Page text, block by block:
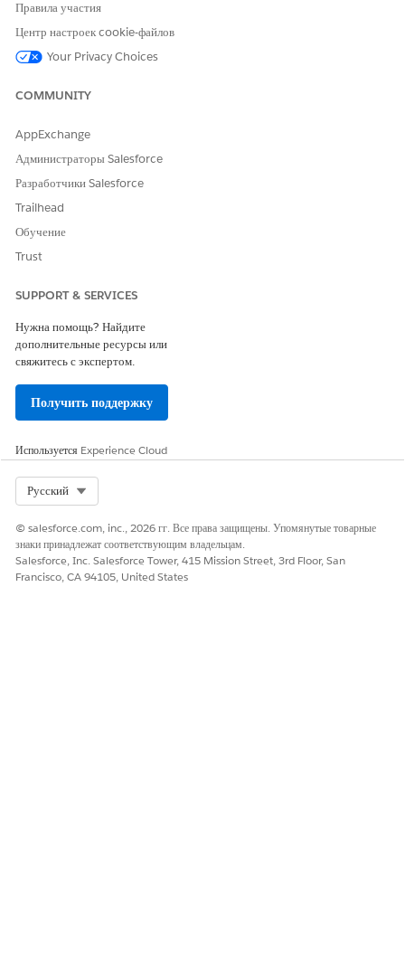
При добавлении изображения, превышающего максимальный
активировать невозможно.
разделе
ЭТА СТАТЬЯ РЕШИЛА ВАШУ ПРОБЛЕМУ?
Оставьте свой отзыв, чтобы мы могли стать лучше!
Правила участия
Центр настроек cookie-файлов
Your Privacy Choices
COMMUNITY
AppExchange
Администраторы Salesforce
Разработчики Salesforce
Trailhead
Обучение
Trust
SUPPORT & SERVICES
Нужна помощь? Найдите
дополнительные ресурсы или
свяжитесь с экспертом.
Получить поддержку
Используется Experience Cloud
Русский
© salesforce.com, inc., 2026 гг. Все права защищены. Упомянутые товарные
знаки принадлежат соответствующим владельцам.
Salesforce, Inc. Salesforce Tower, 415 Mission Street, 3rd Floor, San
Francisco, CA 94105, United States